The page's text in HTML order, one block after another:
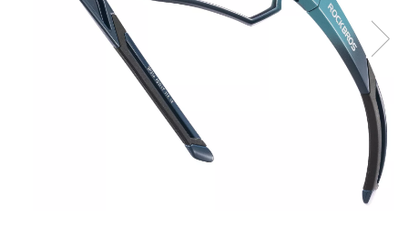
Scule bicicleta